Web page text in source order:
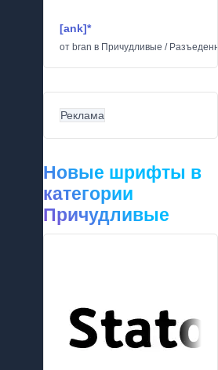
[ank]*
от bran в Причудливые /
Реклама
Новые шрифты в
категории
Причудливые